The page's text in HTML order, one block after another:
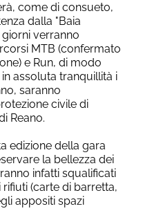
come di consueto,
dalla "Baia
verranno
MTB (confermato
e Run, di modo
assoluta tranquillità i
saranno
civile di
Reano.
edizione della gara
la bellezza dei
infatti squalificati
(carte di barretta,
appositi spazi